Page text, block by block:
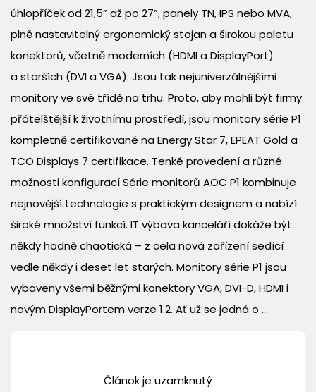
úhlopříček od 21,5” až po 27”, panely TN, IPS nebo MVA,
plně nastavitelný ergonomický stojan a širokou paletu
konektorů, včetně moderních (HDMI a DisplayPort)
a starších (DVI a VGA). Jsou tak nejuniverzálnějšími
monitory ve své třídě na trhu. Proto, aby mohli být firmy
přátelštější k životnímu prostředí, jsou monitory série P1
kompletně certifikované na Energy Star 7, EPEAT Gold a
TCO Displays 7 certifikace. Tenké provedení a různé
možnosti konfigurací Série monitorů AOC P1 kombinuje
nejnovější technologie s praktickým designem a nabízí
široké množství funkcí. IT výbava kanceláří dokáže být
někdy hodně chaotická – z cela nová zařízení sedící
vedle někdy i deset let starých. Monitory série P1 jsou
vybaveny všemi běžnými konektory VGA, DVI-D, HDMI i
novým DisplayPortem verze 1.2. Ať už se jedná o ...
Článok je uzamknutý